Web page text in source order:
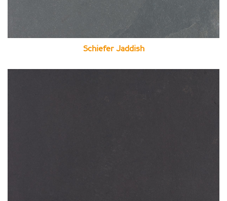
Schiefer Jaddish